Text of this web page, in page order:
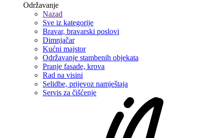
Održavanje
Nazad
Sve iz kategorije
Bravar, bravarski poslovi
Dimnjačar
Kućni majstor
Održavanje stambenih objekata
Pranje fasade, krova
Rad na visini
Selidbe, prijevoz namještaja
Servis za čišćenje